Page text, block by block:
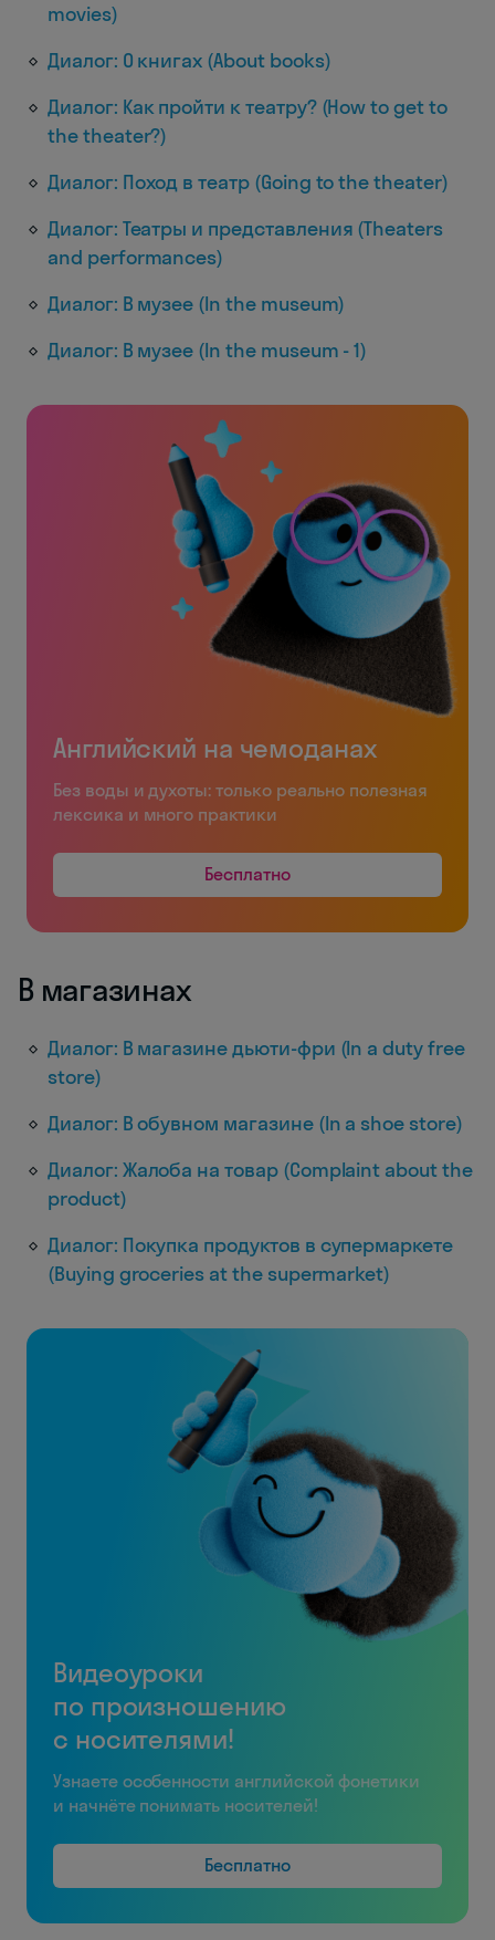
movies)
Диалог: О книгах (About books)
Диалог: Как пройти к театру? (How to get to
the theater?)
Диалог: Поход в театр (Going to the theater)
Диалог: Театры и представления (Theaters
and performances)
Диалог: В музее (In the museum)
Диалог: В музее (In the museum - 1)
Английский на чемоданах
Без воды и духоты: только реально полезная
лексика и много практики
Бесплатно
В магазинах
Диалог: В магазине дьюти-фри (In a duty free
store)
Диалог: В обувном магазине (In a shoe store)
Диалог: Жалоба на товар (Complaint about the
product)
Диалог: Покупка продуктов в супермаркете
(Buying groceries at the supermarket)
Видеоуроки
по произношению
с носителями!
Узнаете особенности английской фонетики
и начнёте понимать носителей!
Бесплатно